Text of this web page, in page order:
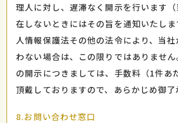
理人に対し、遅滞なく開示を行います
在しないときにはその旨を通知いたし
人情報保護法その他の法令により、当
わない場合は、この限りではありませ
の開示につきましては、手数料（1件あ
頂戴しておりますので、あらかじめ御了
8.お問い合わせ窓口